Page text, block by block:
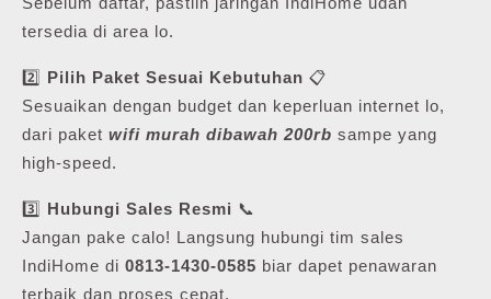
tersedia di area lo.
2️⃣ Pilih Paket Sesuai Kebutuhan 📋
Sesuaikan dengan budget dan keperluan internet lo,
dari paket wifi murah dibawah 200rb sampe yang
high-speed.
3️⃣ Hubungi Sales Resmi 📞
Jangan pake calo! Langsung hubungi tim sales
IndiHome di 0813-1430-0585 biar dapet penawaran
terbaik dan proses cepat.